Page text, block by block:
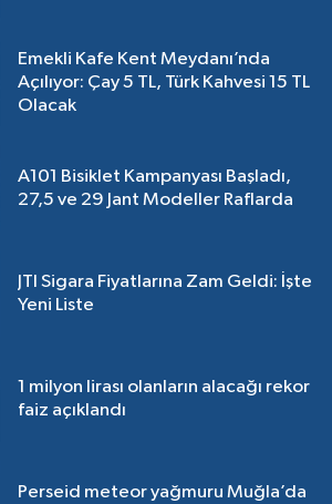
Emekli Kafe Kent Meydanı’nda
Açılıyor: Çay 5 TL, Türk Kahvesi 15 TL
Olacak
A101 Bisiklet Kampanyası Başladı,
27,5 ve 29 Jant Modeller Raflarda
JTI Sigara Fiyatlarına Zam Geldi: İşte
Yeni Liste
1 milyon lirası olanların alacağı rekor
faiz açıklandı
Perseid meteor yağmuru Muğla’da